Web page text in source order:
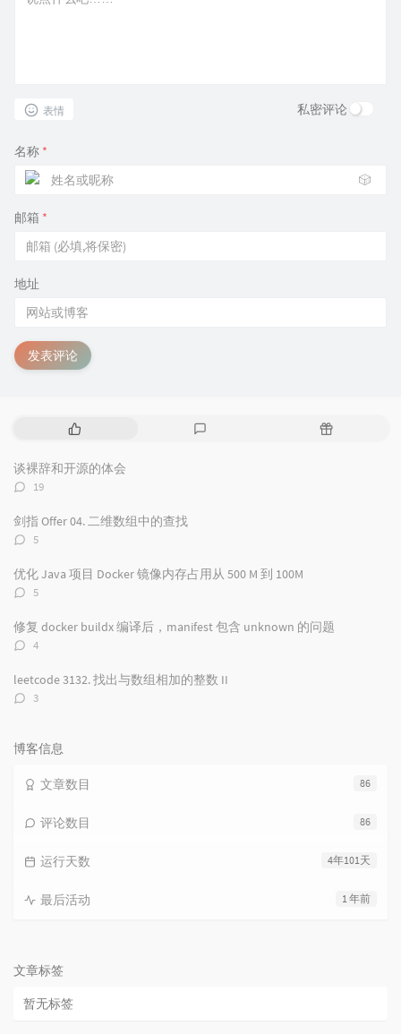
表情 私密评论
名称 *
🎲
邮箱 *
地址
发表评论
热
文
随
谈裸辞和开源的体会
评
数：
19
剑指 Offer 04. 二维数组中的查找
评
数：
5
优化 Java 项目 Docker 镜像内存占用从 500 M 到 100M
评
数：
5
修复 docker buildx 编译后，manifest 包含 unknown 的问题
评
数：
4
leetcode 3132. 找出与数组相加的整数 II
评
3
博客信息
86
文章数目
86
评论数目
4年101天
运行天数
1 年前
最后活动
文章标签
暂无标签